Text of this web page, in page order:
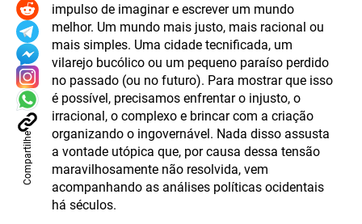
Compartilhe
impulso de imaginar e escrever um mundo
melhor. Um mundo mais justo, mais racional ou
mais simples. Uma cidade tecnificada, um
vilarejo bucólico ou um pequeno paraíso perdido
no passado (ou no futuro). Para mostrar que isso
é possível, precisamos enfrentar o injusto, o
irracional, o complexo e brincar com a criação
organizando o ingovernável. Nada disso assusta
a vontade utópica que, por causa dessa tensão
maravilhosamente não resolvida, vem
acompanhando as análises políticas ocidentais
há séculos.